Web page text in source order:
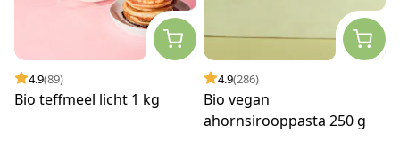
4.9(89)
Bio teffmeel licht 1 kg
4.9(286)
Bio vegan
ahornsirooppasta 250 g